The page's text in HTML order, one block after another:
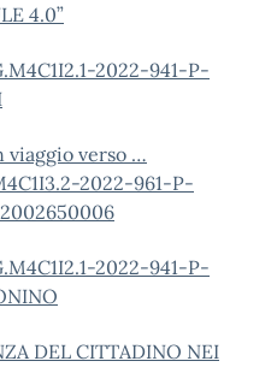
4.0”
2022-941-P-
viaggio verso …
2022-961-P-
2022-941-P-
DEL CITTADINO NEI